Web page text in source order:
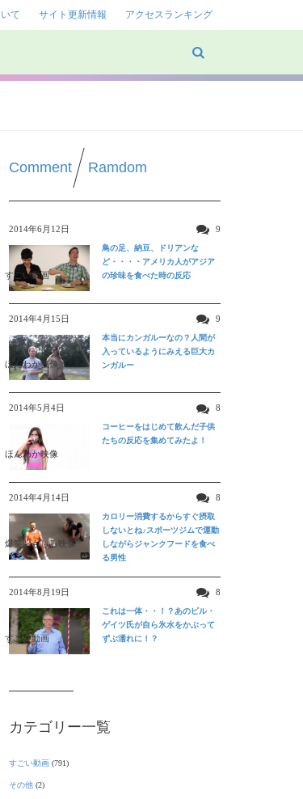
て サイト更新情報 アクセスランキング
Comment Ramdom
2014年6月12日 9
すごい動画
鳥の足、納豆、ドリアンな
ど・・・・アメリカ人がアジア
の珍味を食べた時の反応
2014年4月15日 9
ほんわか映像
本当にカンガルーなの？人間が
入っているようにみえる巨大カ
ンガルー
2014年5月4日 8
ほんわか映像
コーヒーをはじめて飲んだ子供
たちの反応を集めてみたよ！
2014年4月14日 8
爆笑おもしろ映像
カロリー消費するからすぐ摂取
しないとね♪スポーツジムで運動
しながらジャンクフードを食べ
る男性
2014年8月19日 8
すごい動画
これは一体・・！？あのビル・
ゲイツ氏が自ら氷水をかぶって
ずぶ濡れに！？
カテゴリー一覧
すごい動画 (791)
その他 (2)